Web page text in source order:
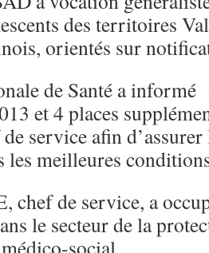
des territoires
orientés sur
de Santé a
et 4 places
service afin
les meilleures
chef de service, a
le secteur de la
social.